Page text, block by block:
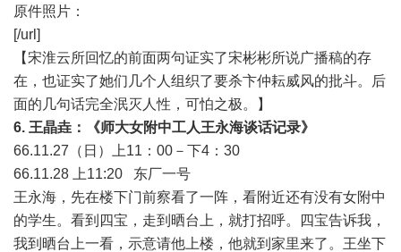
原件照片：
[/url]
【宋淮云所回忆的前面两句证实了宋彬彬所说广播稿的存
在，也证实了她们几个人组织了要杀卞仲耘威风的批斗。后
面的几句话完全泯灭人性，可怕之极。】
6. 王晶垚：《师大女附中工人王永海谈话记录》
66.11.27（日）上11：00－下4：30
66.11.28 上11:20 东厂一号
王永海，先在楼下门前察看了一阵，看附近还有没有女附中
的学生。看到四宝，走到晒台上，就打招呼。四宝告诉我，
我到晒台上一看，示意请他上楼，他就到家里来了。王坐下